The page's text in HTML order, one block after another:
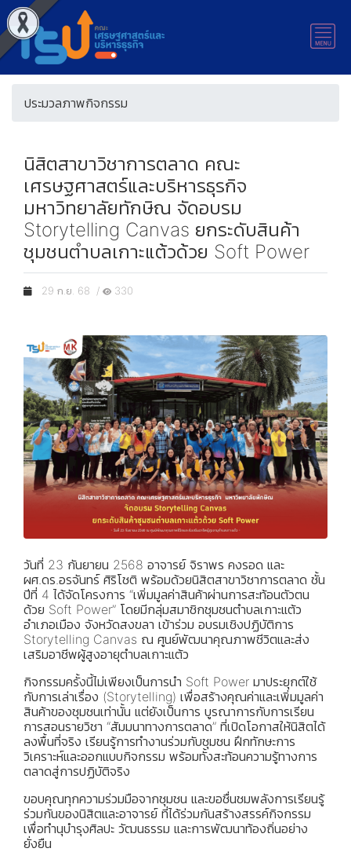
ประมวลภาพกิจกรรม
นิสิตสาขาวิชาการตลาด คณะ
เศรษฐศาสตร์และบริหารธุรกิจ
มหาวิทยาลัยทักษิณ จัดอบรม
Storytelling Canvas ยกระดับสินค้า
ชุมชนตำบลเกาะแต้วด้วย Soft Power
29 ก.ย. 68 / 330
วันที่ 23 กันยายน 2568 อาจารย์ จิราพร คงรอด และ
ผศ.ดร.อรจันทร์ ศิริโชติ พร้อมด้วยนิสิตสาขาวิชาการตลาด ชั้น
ปีที่ 4 ได้จัดโครงการ “เพิ่มมูลค่าสินค้าผ่านการสะท้อนตัวตน
ด้วย Soft Power” โดยมีกลุ่มสมาชิกชุมชนตำบลเกาะแต้ว
อำเภอเมือง จังหวัดสงขลา เข้าร่วม อบรมเชิงปฏิบัติการ
Storytelling Canvas ณ ศูนย์พัฒนาคุณภาพชีวิตและส่ง
เสริมอาชีพผู้สูงอายุตำบลเกาะแต้ว
กิจกรรมครั้งนี้ไม่เพียงเป็นการนำ Soft Power มาประยุกต์ใช้
กับการเล่าเรื่อง (Storytelling) เพื่อสร้างคุณค่าและเพิ่มมูลค่า
สินค้าของชุมชนเท่านั้น แต่ยังเป็นการ บูรณาการกับการเรียน
การสอนรายวิชา “สัมมนาทางการตลาด” ที่เปิดโอกาสให้นิสิตได้
ลงพื้นที่จริง เรียนรู้การทำงานร่วมกับชุมชน ฝึกทักษะการ
วิเคราะห์และออกแบบกิจกรรม พร้อมทั้งสะท้อนความรู้ทางการ
ตลาดสู่การปฏิบัติจริง
ขอบคุณทุกความร่วมมือจากชุมชน และขอชื่นชมพลังการเรียนรู้
ร่วมกันของนิสิตและอาจารย์ ที่ได้ร่วมกันสร้างสรรค์กิจกรรม
เพื่อทำนุบำรุงศิลปะ วัฒนธรรม และการพัฒนาท้องถิ่นอย่าง
ยั่งยืน